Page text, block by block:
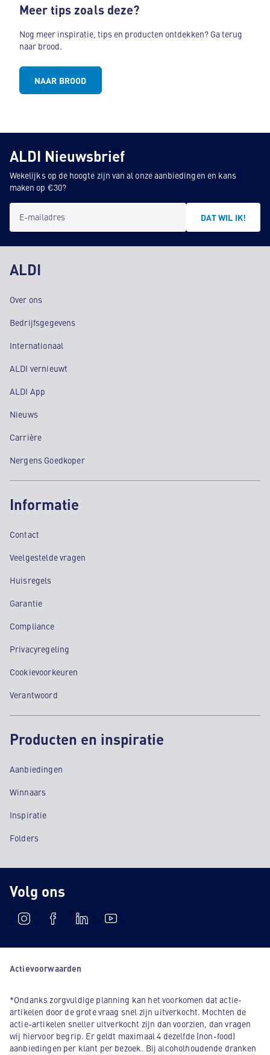
Meer tips zoals deze?
Nog meer inspiratie, tips en producten ontdekken? Ga terug
naar brood.
NAAR BROOD
ALDI Nieuwsbrief
Wekelijks op de hoogte zijn van al onze aanbiedingen en kans
maken op €30?
E-mailadres DAT WIL IK!
ALDI
Over ons
Bedrijfsgegevens
Internationaal
ALDI vernieuwt
ALDI App
Nieuws
Carrière
Nergens Goedkoper
Informatie
Contact
Veelgestelde vragen
Huisregels
Garantie
Compliance
Privacyregeling
Cookievoorkeuren
Verantwoord
Producten en inspiratie
Aanbiedingen
Winnaars
Inspiratie
Folders
Volg ons
Actievoorwaarden
*Ondanks zorgvuldige planning kan het voorkomen dat actie-
artikelen door de grote vraag snel zijn uitverkocht. Mochten de
actie-artikelen sneller uitverkocht zijn dan voorzien, dan vragen
wij hiervoor begrip. Er geldt maximaal 4 dezelfde (non-food)
aanbiedingen per klant per bezoek. Bij alcoholhoudende dranken